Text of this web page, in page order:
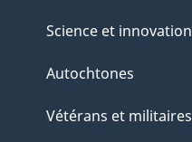
Science et innovation
Autochtones
Vétérans et militaires